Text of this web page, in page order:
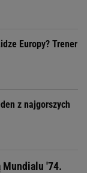
Europy? Trener
z najgorszych
Mundialu '74.